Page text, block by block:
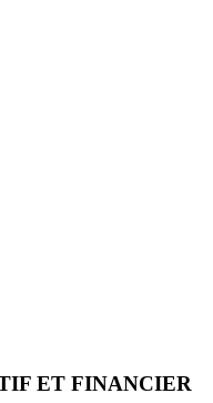
ET FINANCIER